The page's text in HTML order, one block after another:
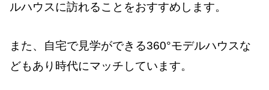
ルハウスに訪れることをおすすめします。
また、自宅で見学ができる360°モデルハウスな
どもあり時代にマッチしています。